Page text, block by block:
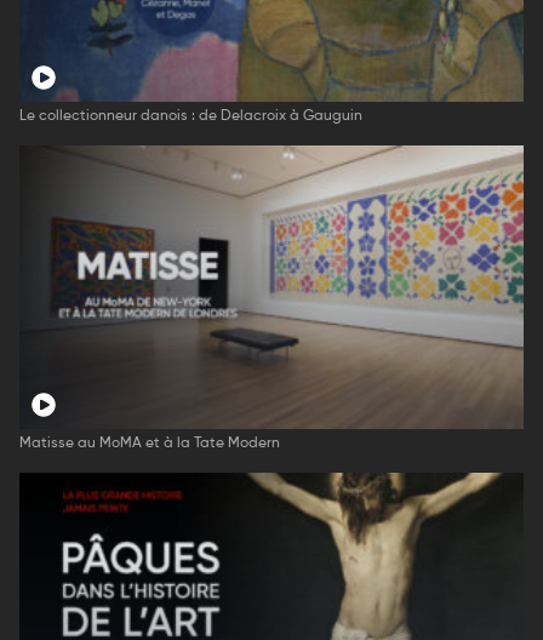
Le collectionneur danois : de Delacroix à Gauguin
Matisse au MoMA et à la Tate Modern